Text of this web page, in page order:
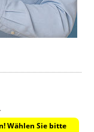
.
Wählen Sie bitte